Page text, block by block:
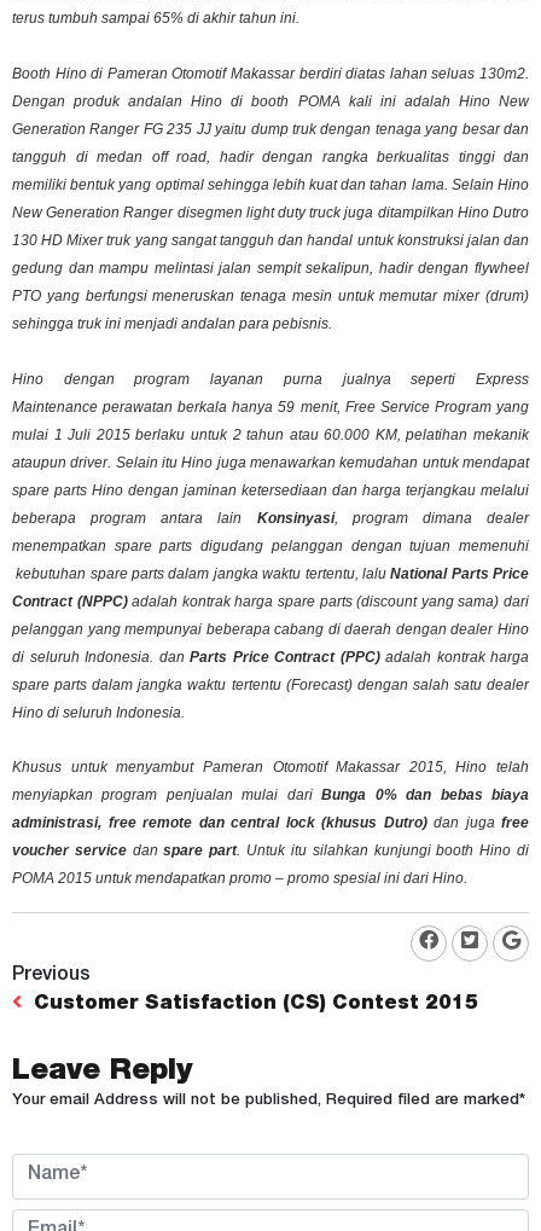
terus tumbuh sampai 65% di akhir tahun ini.
Booth Hino di Pameran Otomotif Makassar berdiri diatas lahan seluas 130m2.
Dengan produk andalan Hino di booth POMA kali ini adalah Hino New
Generation Ranger FG 235 JJ yaitu dumptruk dengan tenaga yang besar dan
tangguh di medan off road, hadir dengan rangka berkualitas tinggi dan
memiliki bentuk yang optimal sehingga lebih kuat dan tahan lama. Selain Hino
New Generation Ranger disegmen light duty truckjuga ditampilkan Hino Dutro
130 HD Mixer truk yang sangat tangguh dan handal untuk konstruksi jalan dan
gedung dan mampu melintasi jalan sempit sekalipun, hadir dengan flywheel
PTO yang berfungsi meneruskan tenaga mesin untuk memutar mixer (drum)
sehingga truk ini menjadi andalan para pebisnis.
Hino dengan program layanan purna jualnya seperti Express
Maintenance perawatan berkala hanya 59 menit, Free Service Program yang
mulai 1 Juli 2015 berlaku untuk 2 tahun atau 60.000 KM, pelatihan mekanik
ataupun driver. Selain itu Hino juga menawarkan kemudahan untuk mendapat
spare parts Hino dengan jaminan ketersediaan dan harga terjangkau melalui
beberapa program antara lain Konsinyasi, program dimana dealer
menempatkan spare parts digudang pelanggan dengan tujuan memenuhi
kebutuhan spare parts dalam jangka waktu tertentu, laluNational Parts Price
Contract (NPPC)adalah kontrak harga spare parts (discount yang sama) dari
pelanggan yang mempunyai beberapa cabang di daerah dengan dealer Hino
di seluruh Indonesia. dan Parts Price Contract (PPC)adalah kontrak harga
spare parts dalam jangka waktu tertentu (Forecast)dengan salah satu dealer
Hino di seluruh Indonesia.
Khusus untuk menyambut Pameran Otomotif Makassar 2015, Hino telah
menyiapkan program penjualan mulai dariBunga 0% dan bebas biaya
administrasi, free remote dan central lock(khusus Dutro)dan juga free
voucher servicedanspare part. Untuk itu silahkan kunjungi booth Hino di
POMA 2015 untuk mendapatkan promo – promo spesial ini dari Hino.
Previous
Customer Satisfaction (CS) Contest 2015
Leave Reply
Your email Address will not be published, Required filed are marked*